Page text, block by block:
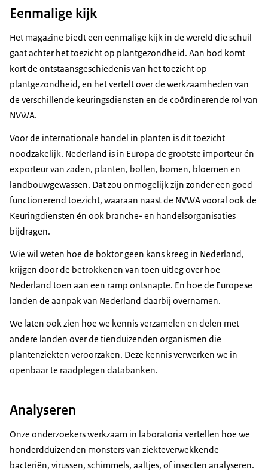
Eenmalige kijk
Het magazine biedt een eenmalige kijk in de wereld die schuil
gaat achter het toezicht op plantgezondheid. Aan bod komt
kort de ontstaansgeschiedenis van het toezicht op
plantgezondheid, en het vertelt over de werkzaamheden van
de verschillende keuringsdiensten en de coördinerende rol van
NVWA.
Voor de internationale handel in planten is dit toezicht
noodzakelijk. Nederland is in Europa de grootste importeur én
exporteur van zaden, planten, bollen, bomen, bloemen en
landbouwgewassen. Dat zou onmogelijk zijn zonder een goed
functionerend toezicht, waaraan naast de NVWA vooral ook de
Keuringdiensten én ook branche- en handelsorganisaties
bijdragen.
Wie wil weten hoe de boktor geen kans kreeg in Nederland,
krijgen door de betrokkenen van toen uitleg over hoe
Nederland toen aan een ramp ontsnapte. En hoe de Europese
landen de aanpak van Nederland daarbij overnamen.
We laten ook zien hoe we kennis verzamelen en delen met
andere landen over de tienduizenden organismen die
plantenziekten veroorzaken. Deze kennis verwerken we in
openbaar te raadplegen databanken.
Analyseren
Onze onderzoekers werkzaam in laboratoria vertellen hoe we
honderdduizenden monsters van ziekteverwekkende
bacteriën, virussen, schimmels, aaltjes, of insecten analyseren.